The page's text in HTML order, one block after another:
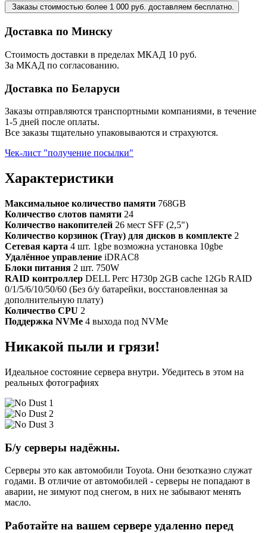
Заказы стоимостью более 1 000 руб. доставляем бесплатно.
Доставка по Минску
Стоимость доставки в пределах МКАД 10 руб.
За МКАД по согласованию.
Доставка по Беларуси
Заказы отправляются транспортными компаниями, в течение
1-5 дней после оплаты.
Все заказы тщательно упаковываются и страхуются.
Чек-лист "получение посылки"
Характеристики
Максимальное количество памяти 768GB
Количество слотов памяти 24
Количество накопителей 26 мест SFF (2,5")
Количество корзинок (Tray) для дисков в комплекте 2
Сетевая карта 4 шт. 1gbe возможна установка 10gbe
Удалённое управление iDRAC8
Блоки питания 2 шт. 750W
RAID контроллер DELL Perc H730p 2GB cache 12Gb RAID
0/1/5/6/10/50/60 (Без б/у батарейки, восстановленная за
дополнительную плату)
Количество CPU 2
Поддержка NVMe 4 выхода под NVMe
Никакой пыли и грязи!
Идеальное состояние сервера внутри. Убедитесь в этом на
реальных фотографиях
Б/у серверы надёжны.
Серверы это как автомобили Toyota. Они безотказно служат
годами. В отличие от автомобилей - серверы не попадают в
аварии, не зимуют под снегом, в них не забывают менять
масло.
Работайте на вашем сервере удаленно перед